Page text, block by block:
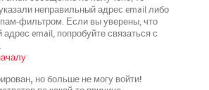
неправильный адрес email либо
фильтром. Если вы уверены, что
email, попробуйте связаться с
но больше не могу войти!